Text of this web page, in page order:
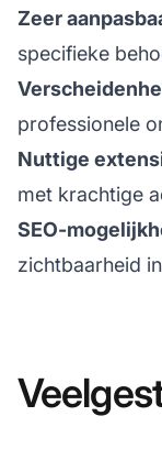
Zeer
specifieke
professionele
Nuttige
met krachtige
SEO-
zichtbaarheid